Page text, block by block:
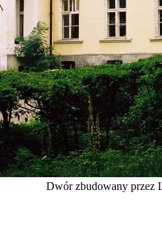
Dwór zbudowany przez